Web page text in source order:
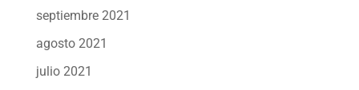
septiembre 2021
agosto 2021
julio 2021